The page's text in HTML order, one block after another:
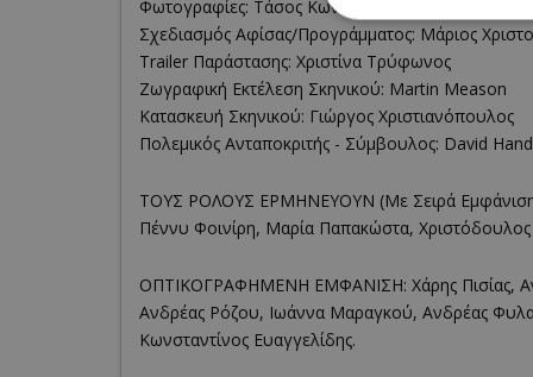
Φωτογραφίες: Τάσος Κωνσταντίνου
Σχεδιασμός Αφίσας/Προγράμματος: Μάριος
Trailer Παράστασης: Χριστίνα Τρύφωνος
Ζωγραφική Εκτέλεση Σκηνικού: Martin Meason
Κατασκευή Σκηνικού: Γιώργος Χριστιανόπουλος
Πολεμικός Ανταποκριτής - Σύμβουλος: David
ΤΟΥΣ ΡΟΛΟΥΣ ΕΡΜΗΝΕΥΟΥΝ (Με Σειρά
Πέννυ Φοινίρη, Μαρία Παπακώστα,
ΟΠΤΙΚΟΓΡΑΦΗΜΕΝΗ ΕΜΦΑΝΙΣΗ: Χάρης Πισίας,
Ανδρέας Ρόζου, Ιωάννα Μαραγκού, Ανδρέας
Κωνσταντίνος Ευαγγελίδης.
Τα απολύτως
ιστότοπος δεν μπορεί
G_ENABLED_IDPS
PHPSESSID